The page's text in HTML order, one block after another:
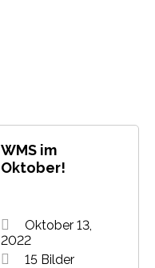
WMS im
Oktober!
Oktober 13,
2022
15 Bilder